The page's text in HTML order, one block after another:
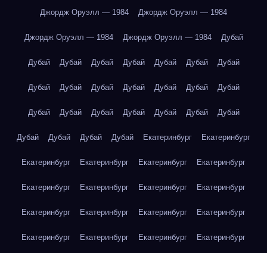
Джордж Оруэлл — 1984 Джордж Оруэлл — 1984
Джордж Оруэлл — 1984 Джордж Оруэлл — 1984 Дубай
Дубай Дубай Дубай Дубай Дубай Дубай Дубай
Дубай Дубай Дубай Дубай Дубай Дубай Дубай
Дубай Дубай Дубай Дубай Дубай Дубай Дубай
Дубай Дубай Дубай Дубай Екатеринбург Екатеринбург
Екатеринбург Екатеринбург Екатеринбург Екатеринбург
Екатеринбург Екатеринбург Екатеринбург Екатеринбург
Екатеринбург Екатеринбург Екатеринбург Екатеринбург
Екатеринбург Екатеринбург Екатеринбург Екатеринбург